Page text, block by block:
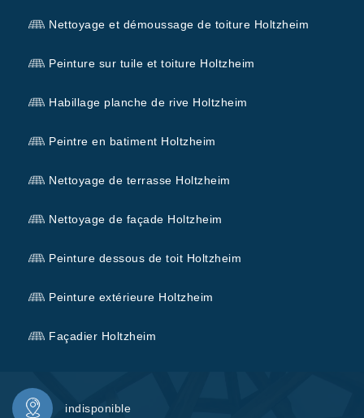
Nettoyage et démoussage de toiture Holtzheim
Peinture sur tuile et toiture Holtzheim
Habillage planche de rive Holtzheim
Peintre en batiment Holtzheim
Nettoyage de terrasse Holtzheim
Nettoyage de façade Holtzheim
Peinture dessous de toit Holtzheim
Peinture extérieure Holtzheim
Façadier Holtzheim
indisponible